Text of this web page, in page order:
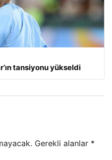
tansiyonu yükseldi
Gerekli alanlar *